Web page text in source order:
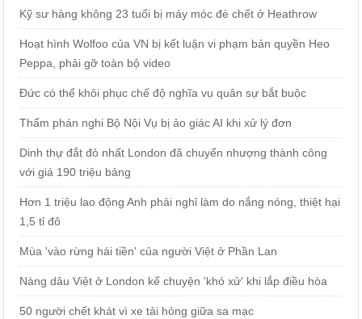
Kỹ sư hàng không 23 tuổi bị máy móc đè chết ở Heathrow
Hoạt hình Wolfoo của VN bị kết luận vi phạm bản quyền Heo
Peppa, phải gỡ toàn bộ video
Đức có thể khôi phục chế độ nghĩa vụ quân sự bắt buộc
Thẩm phán nghi Bộ Nội Vụ bị ảo giác AI khi xử lý đơn
Dinh thự đắt đỏ nhất London đã chuyển nhượng thành công
với giá 190 triệu bảng
Hơn 1 triệu lao động Anh phải nghỉ làm do nắng nóng, thiệt hại
1,5 tỉ đô
Mùa 'vào rừng hái tiền' của người Việt ở Phần Lan
Nàng dâu Việt ở London kể chuyện 'khó xử' khi lắp điều hòa
50 người chết khát vì xe tải hỏng giữa sa mạc